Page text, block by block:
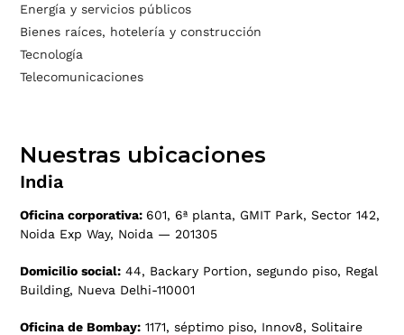
Energía y servicios públicos
Bienes raíces, hotelería y construcción
Tecnología
Telecomunicaciones
Nuestras ubicaciones
India
Oficina corporativa: 601, 6ª planta, GMIT Park, Sector 142,
Noida Exp Way, Noida — 201305
Domicilio social: 44, Backary Portion, segundo piso, Regal
Building, Nueva Delhi-110001
Oficina de Bombay: 1171, séptimo piso, Innov8, Solitaire